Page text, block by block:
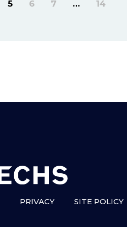
5 6 7 … 14
PRIVACY SITE POLICY